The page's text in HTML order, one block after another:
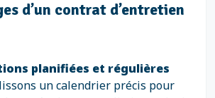
d’un contrat d’entretien
planifiées et régulières
un calendrier précis pour